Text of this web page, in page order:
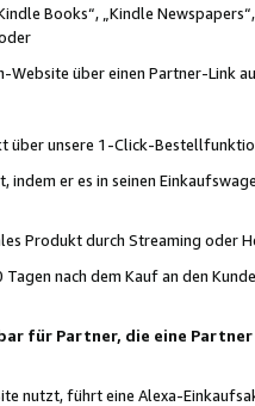
Books“, „Kindle
über einen Partner-Link
über unsere 1-Click-
er es in seinen
Produkt durch Streaming oder
nach dem Kauf an den
für Partner, die eine
nutzt, führt eine Alexa-